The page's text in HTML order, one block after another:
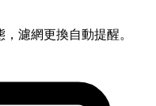
濾網更換自動提醒。